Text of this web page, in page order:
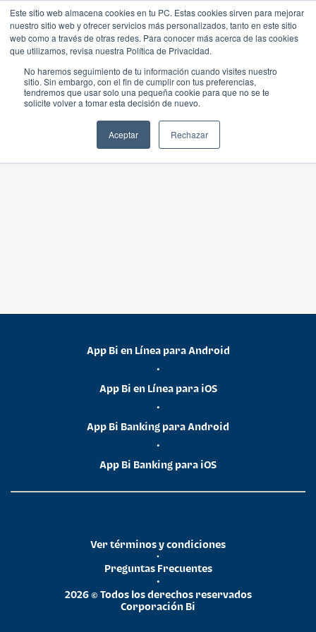
Este sitio web almacena cookies en tu PC. Estas cookies sirven para mejorar
nuestro sitio web y ofrecer servicios más personalizados, tanto en este sitio
web como a través de otras redes. Para conocer más acerca de las cookies
que utilizamos, revisa nuestra Política de Privacidad.
No haremos seguimiento de tu información cuando visites nuestro
sitio. Sin embargo, con el fin de cumplir con tus preferencias,
tendremos que usar solo una pequeña cookie para que no se te
solicite volver a tomar esta decisión de nuevo.
Aceptar Rechazar
App Bi en Línea para Android
•
App Bi en Línea para iOS
•
App Bi Banking para Android
•
App Bi Banking para iOS
2026 © Todos los derechos reservados
Corporación Bi
•
Preguntas Frecuentes
•
Ver términos y condiciones